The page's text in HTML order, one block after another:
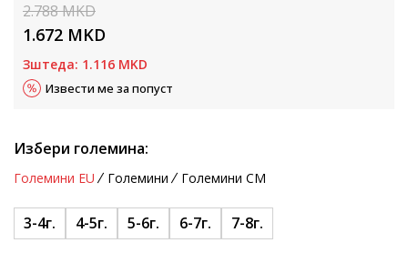
2.788MKD
1.672 MKD
Зштеда: 1.116 MKD
Извести ме за попуст
Избери големина:
Големини EU Големини Големини CM
3-4г. 4-5г. 5-6г. 6-7г. 7-8г.